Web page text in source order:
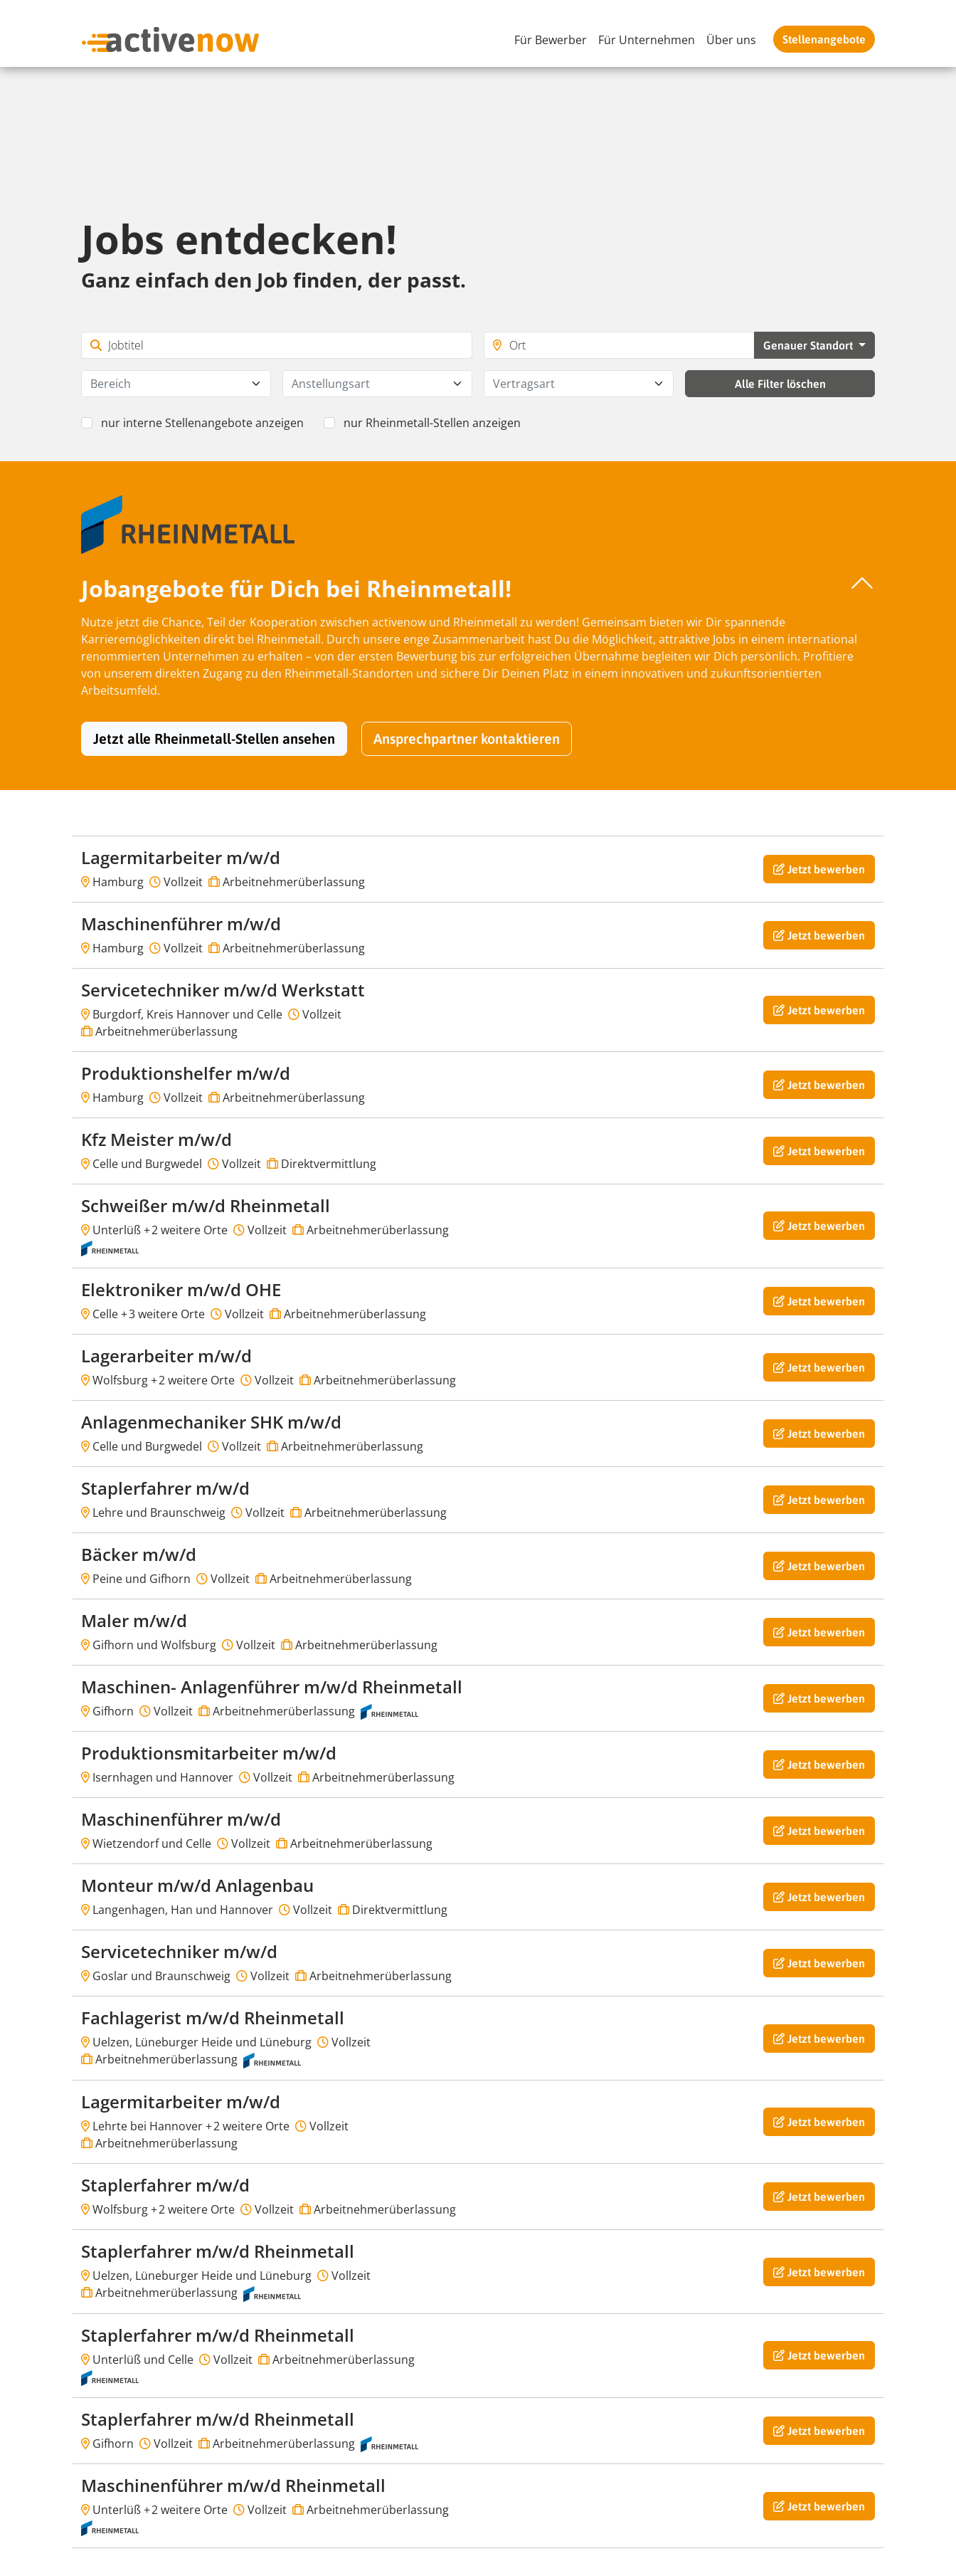
Für Bewerber Für Unternehmen Über uns Stellenangebote
Jobs entdecken!
Ganz einfach den Job finden, der passt.
Genauer Standort
Bereich Anstellungsart Vertragsart Alle Filter löschen
nur interne Stellenangebote anzeigen nur Rheinmetall-Stellen anzeigen
Jobangebote für Dich bei Rheinmetall!
Nutze jetzt die Chance, Teil der Kooperation zwischen activenow und Rheinmetall zu werden! Gemeinsam bieten wir Dir spannende
Karrieremöglichkeiten direkt bei Rheinmetall. Durch unsere enge Zusammenarbeit hast Du die Möglichkeit, attraktive Jobs in einem international
renommierten Unternehmen zu erhalten – von der ersten Bewerbung bis zur erfolgreichen Übernahme begleiten wir Dich persönlich. Profitiere
von unserem direkten Zugang zu den Rheinmetall-Standorten und sichere Dir Deinen Platz in einem innovativen und zukunftsorientierten
Arbeitsumfeld.
Jetzt alle Rheinmetall-Stellen ansehen Ansprechpartner kontaktieren
Lagermitarbeiter m/w/d
Hamburg Vollzeit Arbeitnehmerüberlassung
Jetzt bewerben
Maschinenführer m/w/d
Hamburg Vollzeit Arbeitnehmerüberlassung
Jetzt bewerben
Servicetechniker m/w/d Werkstatt
Burgdorf, Kreis Hannover und Celle
Vollzeit
Arbeitnehmerüberlassung
Jetzt bewerben
Produktionshelfer m/w/d
Hamburg Vollzeit Arbeitnehmerüberlassung
Jetzt bewerben
Kfz Meister m/w/d
Celle und Burgwedel Vollzeit Direktvermittlung
Jetzt bewerben
Schweißer m/w/d Rheinmetall
Unterlüß +2 weitere Orte Vollzeit Arbeitnehmerüberlassung Jetzt bewerben
Elektroniker m/w/d OHE
Celle +3 weitere Orte Vollzeit Arbeitnehmerüberlassung
Jetzt bewerben
Lagerarbeiter m/w/d
Wolfsburg +2 weitere Orte Vollzeit Arbeitnehmerüberlassung
Jetzt bewerben
Anlagenmechaniker SHK m/w/d
Celle und Burgwedel Vollzeit Arbeitnehmerüberlassung
Jetzt bewerben
Staplerfahrer m/w/d
Lehre und Braunschweig Vollzeit Arbeitnehmerüberlassung
Jetzt bewerben
Bäcker m/w/d
Peine und Gifhorn Vollzeit Arbeitnehmerüberlassung
Jetzt bewerben
Maler m/w/d
Gifhorn und Wolfsburg Vollzeit Arbeitnehmerüberlassung
Jetzt bewerben
Maschinen- Anlagenführer m/w/d Rheinmetall
Gifhorn Vollzeit Arbeitnehmerüberlassung
Jetzt bewerben
Produktionsmitarbeiter m/w/d
Isernhagen und Hannover Vollzeit Arbeitnehmerüberlassung
Jetzt bewerben
Maschinenführer m/w/d
Wietzendorf und Celle Vollzeit Arbeitnehmerüberlassung
Jetzt bewerben
Monteur m/w/d Anlagenbau
Langenhagen, Han und Hannover Vollzeit Direktvermittlung
Jetzt bewerben
Servicetechniker m/w/d
Goslar und Braunschweig Vollzeit Arbeitnehmerüberlassung
Jetzt bewerben
Fachlagerist m/w/d Rheinmetall
Uelzen, Lüneburger Heide und Lüneburg
Vollzeit
Arbeitnehmerüberlassung
Jetzt bewerben
Lagermitarbeiter m/w/d
Lehrte bei Hannover +2 weitere Orte
Vollzeit
Arbeitnehmerüberlassung
Jetzt bewerben
Staplerfahrer m/w/d
Wolfsburg +2 weitere Orte Vollzeit Arbeitnehmerüberlassung
Jetzt bewerben
Staplerfahrer m/w/d Rheinmetall
Uelzen, Lüneburger Heide und Lüneburg
Vollzeit
Arbeitnehmerüberlassung
Jetzt bewerben
Staplerfahrer m/w/d Rheinmetall
Unterlüß und Celle Vollzeit Arbeitnehmerüberlassung Jetzt bewerben
Staplerfahrer m/w/d Rheinmetall
Gifhorn Vollzeit Arbeitnehmerüberlassung
Jetzt bewerben
Maschinenführer m/w/d Rheinmetall
Unterlüß +2 weitere Orte Vollzeit Arbeitnehmerüberlassung Jetzt bewerben